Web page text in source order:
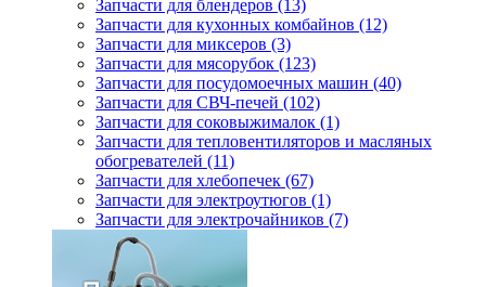
Запчасти для блендеров (13)
Запчасти для кухонных комбайнов (12)
Запчасти для миксеров (3)
Запчасти для мясорубок (123)
Запчасти для посудомоечных машин (40)
Запчасти для СВЧ-печей (102)
Запчасти для соковыжималок (1)
Запчасти для тепловентиляторов и масляных
обогревателей (11)
Запчасти для хлебопечек (67)
Запчасти для электроутюгов (1)
Запчасти для электрочайников (7)